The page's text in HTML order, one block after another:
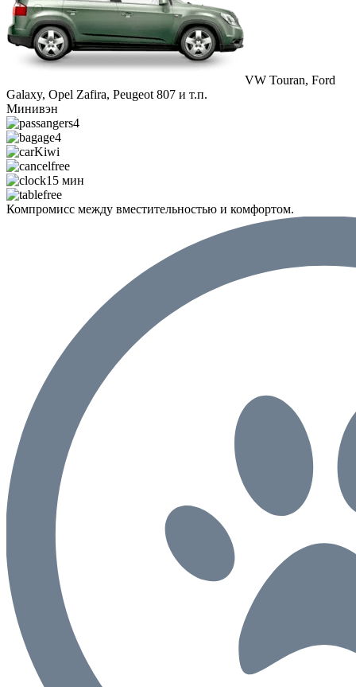
VW Touran, Ford
Galaxy, Opel Zafira, Peugeot 807 и т.п.
Минивэн
4
4
Kiwi
free
15 мин
free
Компромисс между вместительностью и комфортом.